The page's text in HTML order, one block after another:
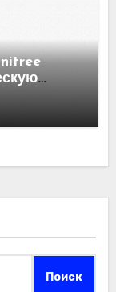
Поиск